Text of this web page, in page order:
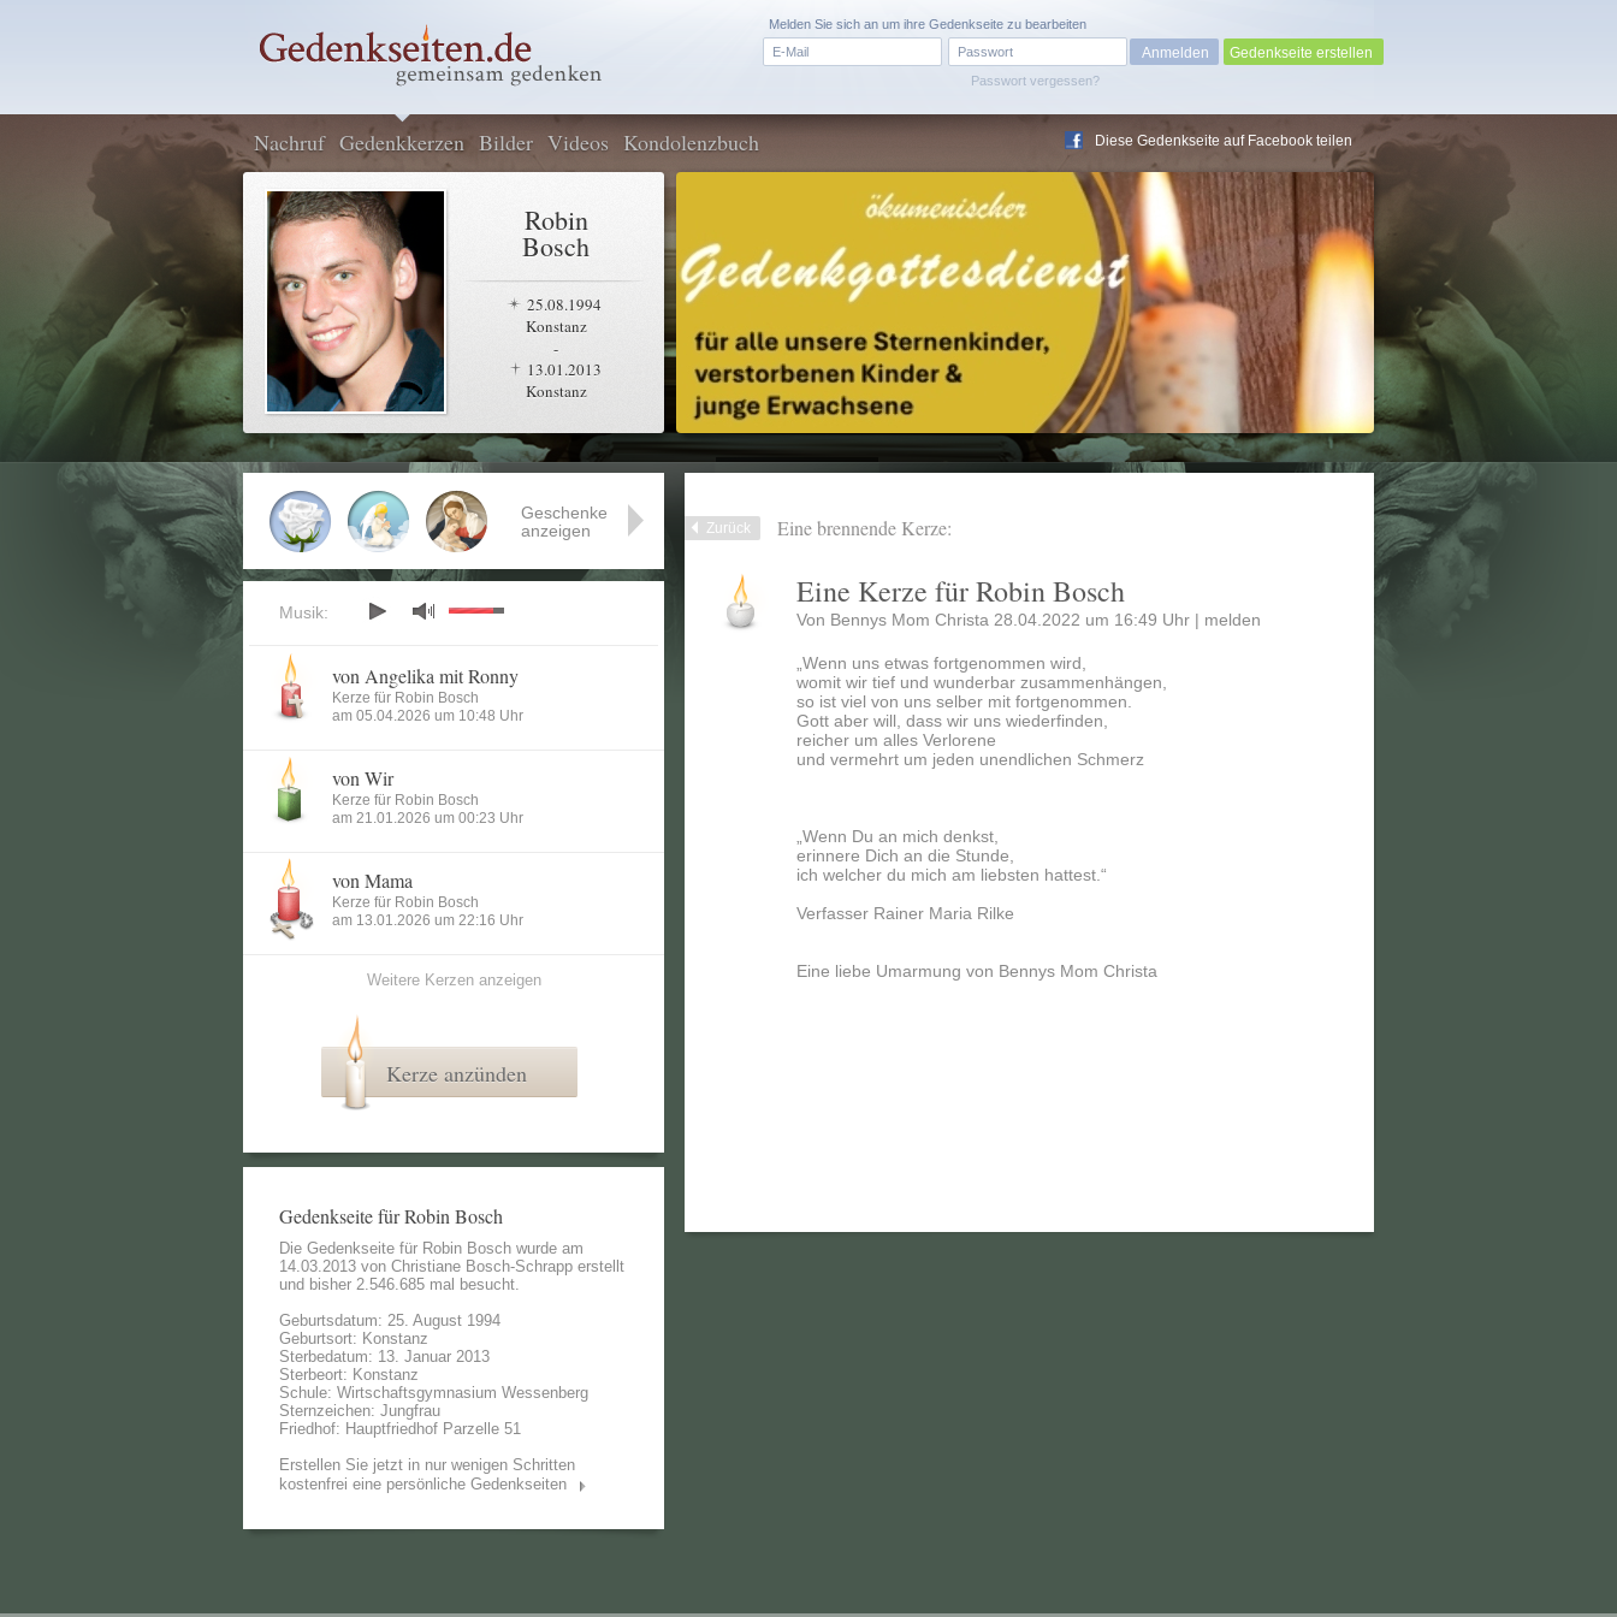
Passwort vergessen?
Melden Sie sich an um ihre Gedenkseite zu bearbeiten
Gedenkseite erstellen
Nachruf Gedenkkerzen Bilder Videos Kondolenzbuch Diese Gedenkseite auf Facebook teilen
Robin
Bosch
25.08.1994
Konstanz
-
13.01.2013
Konstanz
Zurück Eine brennende Kerze:
Eine Kerze für Robin Bosch
Von Bennys Mom Christa 28.04.2022 um 16:49 Uhr | melden
„Wenn uns etwas fortgenommen wird,
womit wir tief und wunderbar zusammenhängen,
so ist viel von uns selber mit fortgenommen.
Gott aber will, dass wir uns wiederfinden,
reicher um alles Verlorene
und vermehrt um jeden unendlichen Schmerz
„Wenn Du an mich denkst,
erinnere Dich an die Stunde,
ich welcher du mich am liebsten hattest.“
Verfasser Rainer Maria Rilke
Eine liebe Umarmung von Bennys Mom Christa
Geschenke
anzeigen
Musik:
von Angelika mit Ronny
Kerze für Robin Bosch
am 05.04.2026 um 10:48 Uhr
von Wir
Kerze für Robin Bosch
am 21.01.2026 um 00:23 Uhr
von Mama
Kerze für Robin Bosch
am 13.01.2026 um 22:16 Uhr
Weitere Kerzen anzeigen
Kerze anzünden
Gedenkseite für Robin Bosch
Die Gedenkseite für Robin Bosch wurde am
14.03.2013 von Christiane Bosch-Schrapp erstellt
und bisher 2.546.685 mal besucht.
Geburtsdatum: 25. August 1994
Geburtsort: Konstanz
Sterbedatum: 13. Januar 2013
Sterbeort: Konstanz
Schule: Wirtschaftsgymnasium Wessenberg
Sternzeichen: Jungfrau
Friedhof: Hauptfriedhof Parzelle 51
Erstellen Sie jetzt in nur wenigen Schritten
kostenfrei eine persönliche Gedenkseiten